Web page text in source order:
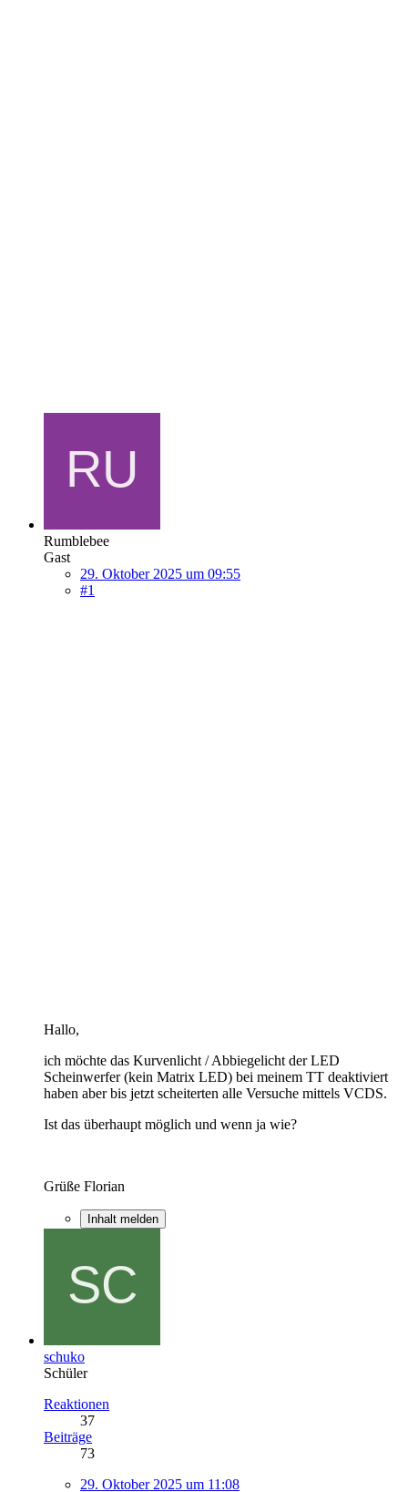
Rumblebee
Gast
29. Oktober 2025 um 09:55
#1
Hallo,
ich möchte das Kurvenlicht / Abbiegelicht der LED
Scheinwerfer (kein Matrix LED) bei meinem TT deaktiviert
haben aber bis jetzt scheiterten alle Versuche mittels VCDS.
Ist das überhaupt möglich und wenn ja wie?
Grüße Florian
Inhalt melden
schuko
Schüler
Reaktionen
37
Beiträge
73
29. Oktober 2025 um 11:08